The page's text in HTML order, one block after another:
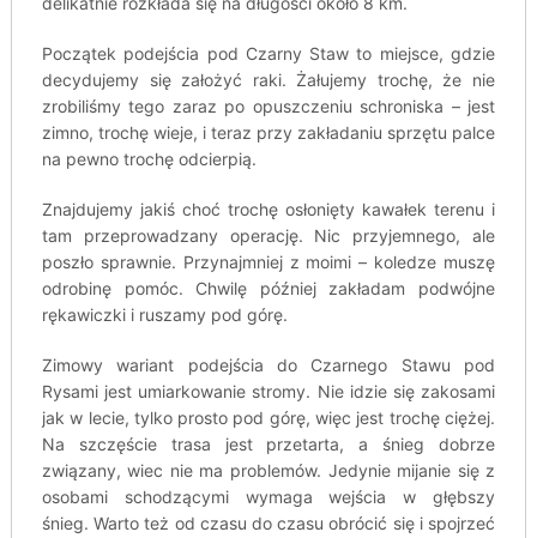
Początek podejścia pod Czarny Staw to miejsce, gdzie
decydujemy się założyć raki. Żałujemy trochę, że nie
zrobiliśmy tego zaraz po opuszczeniu schroniska – jest
zimno, trochę wieje, i teraz przy zakładaniu sprzętu palce
na pewno trochę odcierpią.
Znajdujemy jakiś choć trochę osłonięty kawałek terenu i
tam przeprowadzany operację. Nic przyjemnego, ale
poszło sprawnie. Przynajmniej z moimi – koledze muszę
odrobinę pomóc. Chwilę później zakładam podwójne
rękawiczki i ruszamy pod górę.
Zimowy wariant podejścia do Czarnego Stawu pod
Rysami jest umiarkowanie stromy. Nie idzie się zakosami
jak w lecie, tylko prosto pod górę, więc jest trochę ciężej.
Na szczęście trasa jest przetarta, a śnieg dobrze
związany, wiec nie ma problemów. Jedynie mijanie się z
osobami schodzącymi wymaga wejścia w głębszy
śnieg. Warto też od czasu do czasu obrócić się i spojrzeć